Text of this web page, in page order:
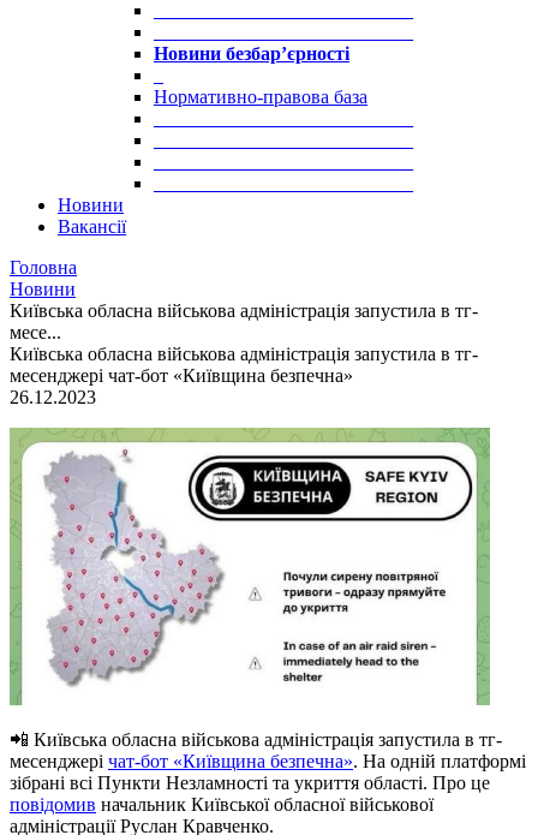
Новини безбар’єрності
Нормативно-правова база
Новини
Вакансії
Головна
Новини
Київська обласна військова адміністрація запустила в тг-
месе...
Київська обласна військова адміністрація запустила в тг-
месенджері чат-бот «Київщина безпечна»
26.12.2023
📲 Київська обласна військова адміністрація запустила в тг-
месенджері чат-бот «Київщина безпечна». На одній платформі
зібрані всі Пункти Незламності та укриття області. Про це
повідомив начальник Київської обласної військової
адміністрації Руслан Кравченко.